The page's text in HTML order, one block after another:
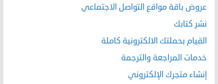
عروض باقة مواقع التواصل الاجتماعي
نشر كتابك
القيام بحملتك الالكترونية كاملة
خدمات المراجعة والترجمة
إنشاء متجرك الإلكتروني